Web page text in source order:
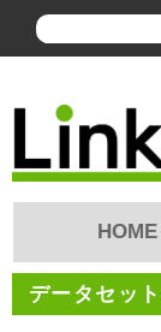
HOME
データセッ